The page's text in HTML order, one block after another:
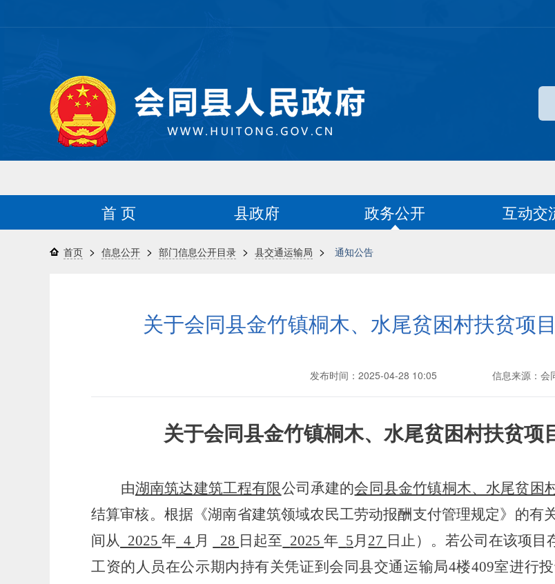
首 页 县政府 政务公开 互动交
首页 > 信息公开 > 部门信息公开目录 > 县交通运输局 > 通知公告
关于会同县金竹镇桐木、水尾贫困村扶贫项
发布时间：2025-04-28 10:05 信息来源：会
关于会同县金竹镇桐木、水尾贫困村扶贫项
由湖南筑达建筑工程有限公司承建的会同县金竹镇桐木、水尾贫困
结算审核。根据《湖南省建筑领域农民工劳动报酬支付管理规定》的有
间从 2025年 4 月 28 日起至 2025年 5月 27 日止）。若公司在该项目
工资的人员在公示期内持有关凭证到会同县交通运输局4楼409室进行